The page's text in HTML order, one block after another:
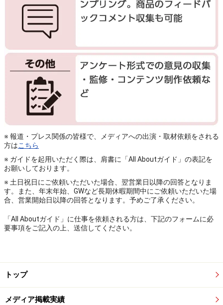
※ 報道・プレス関係の皆様で、メディアへの出演・取材依頼をされる
方はこちら
※ ガイドを起用いただく際は、肩書に「All Aboutガイド」の表記を
お願いしております。
※ 土日祝日にご依頼いただいた場合、翌営業日以降の回答となりま
す。また、年末年始、GWなど長期休暇期間中にご依頼いただいた場
合、営業開始日以降の回答となります。予めご了承ください。
「All Aboutガイド」に仕事を依頼される方は、下記のフォームに必
要事項をご記入の上、送信してください。
トップ
メディア掲載実績